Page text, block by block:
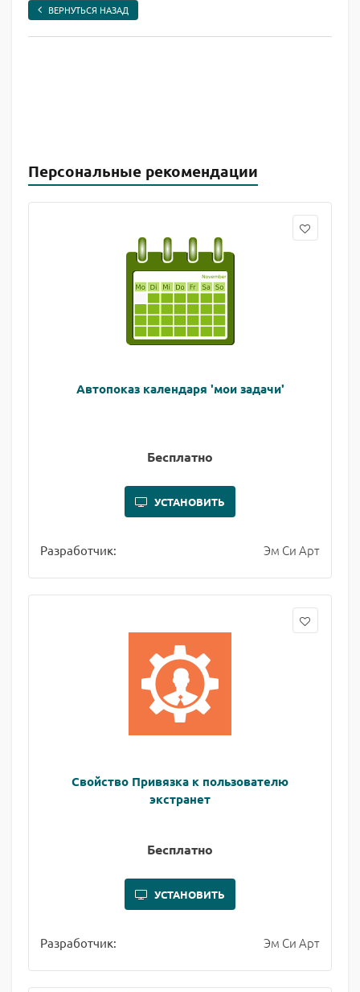
ВЕРНУТЬСЯ НАЗАД
Персональные рекомендации
Автопоказ календаря 'мои задачи'
Бесплатно
УСТАНОВИТЬ
Разработчик: Эм Си Арт
Свойство Привязка к пользователю
экстранет
Бесплатно
УСТАНОВИТЬ
Разработчик: Эм Си Арт